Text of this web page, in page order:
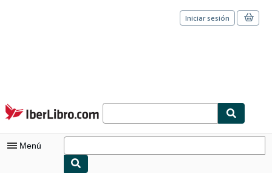
Pasar al contenido principal
IberLibro.com
Iniciar sesión
Menú